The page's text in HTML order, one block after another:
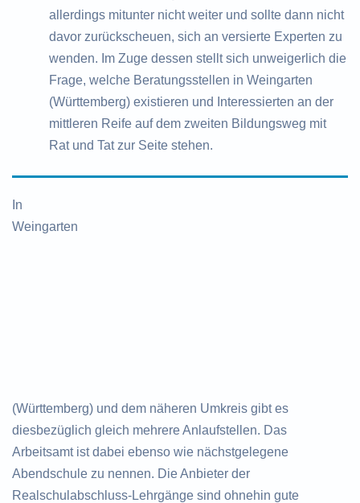
allerdings mitunter nicht weiter und sollte dann nicht
davor zurückscheuen, sich an versierte Experten zu
wenden. Im Zuge dessen stellt sich unweigerlich die
Frage, welche Beratungsstellen in Weingarten
(Württemberg) existieren und Interessierten an der
mittleren Reife auf dem zweiten Bildungsweg mit
Rat und Tat zur Seite stehen.
In
Weingarten
(Württemberg) und dem näheren Umkreis gibt es
diesbezüglich gleich mehrere Anlaufstellen. Das
Arbeitsamt ist dabei ebenso wie nächstgelegene
Abendschule zu nennen. Die Anbieter der
Realschulabschluss-Lehrgänge sind ohnehin gute